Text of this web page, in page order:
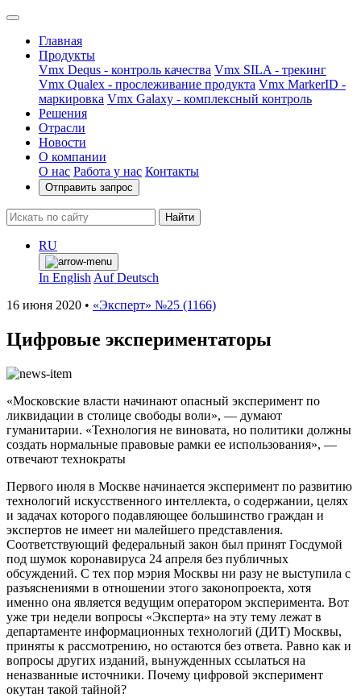
Главная
Продукты
Vmx Dequs - контроль качества Vmx SILA - трекинг
Vmx Qualex - прослеживание продукта Vmx MarkerID -
маркировка Vmx Galaxy - комплексный контроль
Решения
Отрасли
Новости
О компании
О нас Работа у нас Контакты
Отправить запрос
Найти
RU
In English Auf Deutsch
16 июня 2020 • «Эксперт» №25 (1166)
Цифровые экспериментаторы
«Московские власти начинают опасный эксперимент по
ликвидации в столице свободы воли», — думают
гуманитарии. «Технология не виновата, но политики должны
создать нормальные правовые рамки ее использования», —
отвечают технократы
Первого июля в Москве начинается эксперимент по развитию
технологий искусственного интеллекта, о содержании, целях
и задачах которого подавляющее большинство граждан и
экспертов не имеет ни малейшего представления.
Соответствующий федеральный закон был принят Госдумой
под шумок коронавируса 24 апреля без публичных
обсуждений. С тех пор мэрия Москвы ни разу не выступила с
разъяснениями в отношении этого законопроекта, хотя
именно она является ведущим оператором эксперимента. Вот
уже три недели вопросы «Эксперта» на эту тему лежат в
департаменте информационных технологий (ДИТ) Москвы,
приняты к рассмотрению, но остаются без ответа. Равно как и
вопросы других изданий, вынужденных ссылаться на
неназванные источники. Почему цифровой эксперимент
окутан такой тайной?